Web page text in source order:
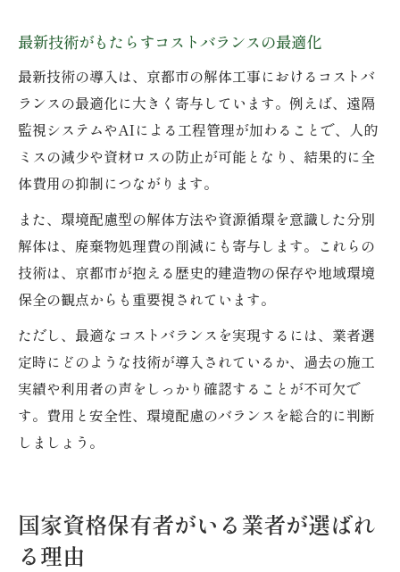
最新技術がもたらすコストバランスの最適化
最新技術の導入は、京都市の解体工事におけるコストバ
ランスの最適化に大きく寄与しています。例えば、遠隔
監視システムやAIによる工程管理が加わることで、人的
ミスの減少や資材ロスの防止が可能となり、結果的に全
体費用の抑制につながります。
また、環境配慮型の解体方法や資源循環を意識した分別
解体は、廃棄物処理費の削減にも寄与します。これらの
技術は、京都市が抱える歴史的建造物の保存や地域環境
保全の観点からも重要視されています。
ただし、最適なコストバランスを実現するには、業者選
定時にどのような技術が導入されているか、過去の施工
実績や利用者の声をしっかり確認することが不可欠で
す。費用と安全性、環境配慮のバランスを総合的に判断
しましょう。
国家資格保有者がいる業者が選ばれ
る理由